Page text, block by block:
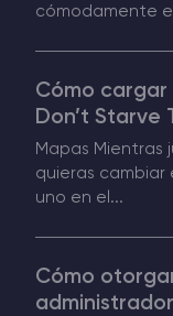
cómodamente
Cómo cargar
Don’t Starve
Mapas Mientras
quieras cambiar
uno en el...
Cómo